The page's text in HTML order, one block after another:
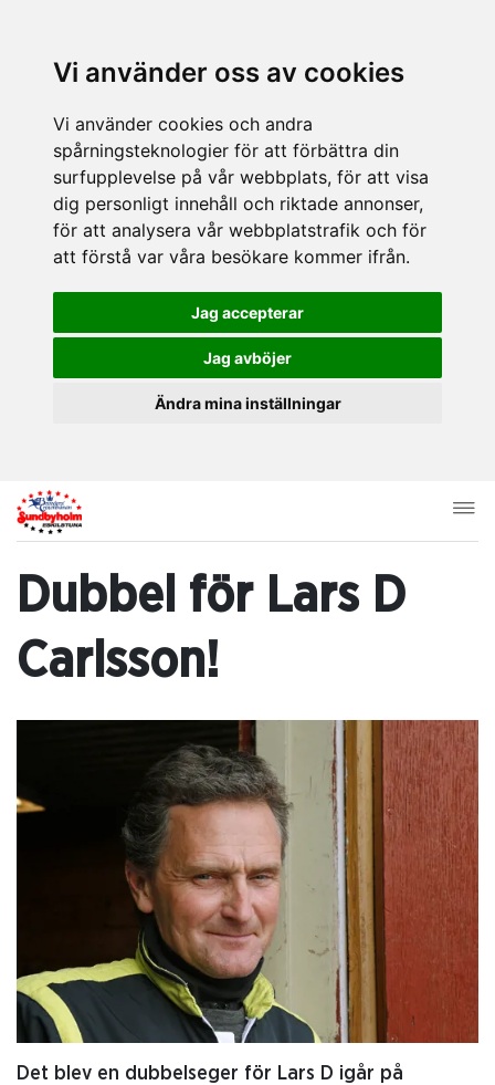
Vi använder oss av cookies
Vi använder cookies och andra
spårningsteknologier för att förbättra din
surfupplevelse på vår webbplats, för att visa
dig personligt innehåll och riktade annonser,
för att analysera vår webbplatstrafik och för
att förstå var våra besökare kommer ifrån.
Jag accepterar
Jag avböjer
Ändra mina inställningar
Dubbel för Lars D
Carlsson!
Det blev en dubbelseger för Lars D igår på